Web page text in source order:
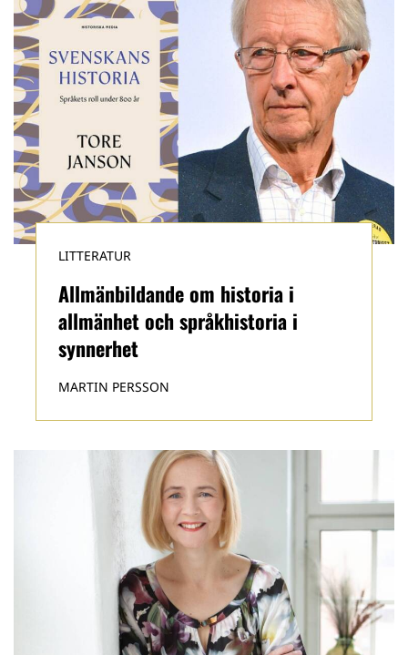
Allmänbildande om historia i
allmänhet och språkhistoria i
synnerhet
LITTERATUR
MARTIN PERSSON